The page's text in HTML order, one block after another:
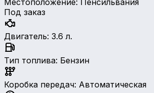
Под заказ
Двигатель: 3.6 л.
Тип топлива: Бензин
Коробка передач: Автоматическая